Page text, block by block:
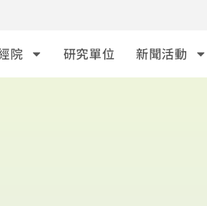
院 研究單位 新聞活動